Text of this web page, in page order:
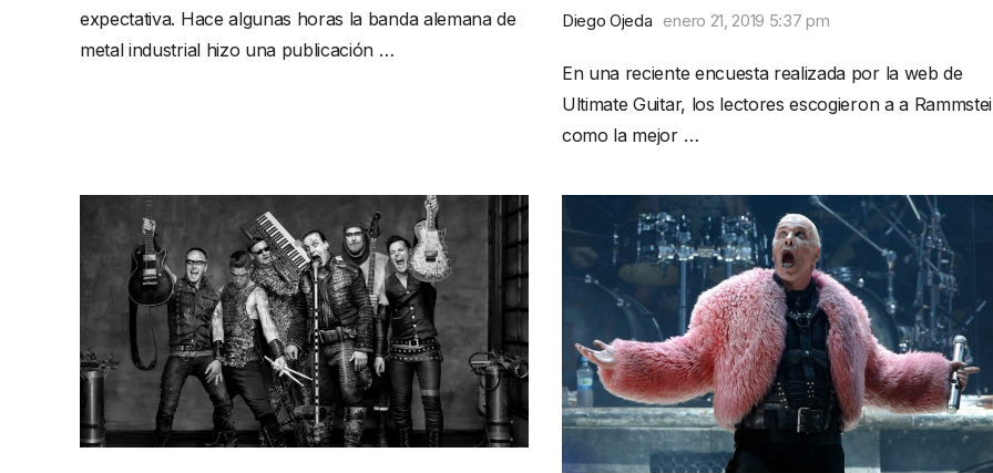
expectativa. Hace algunas horas la banda alemana de
metal industrial hizo una publicación …
Diego Ojeda enero 21, 2019 5:37 pm
En una reciente encuesta realizada por la web de
Ultimate Guitar, los lectores escogieron a a
como la mejor …